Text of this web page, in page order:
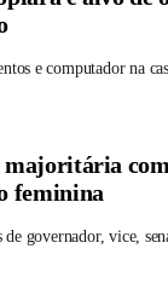
e computador na
feminina
de governador, vice,